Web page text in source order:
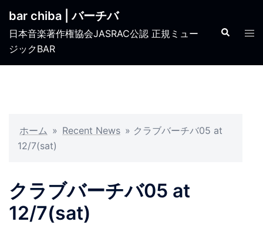
ツ
bar chiba | バーチバ
日本音楽著作権協会JASRAC公認 正規ミュー
ジックBAR
検
索
ト
ル
ホーム » Recent News » クラブバーチバ05 at
12/7(sat)
クラブバーチバ05 at
12/7(sat)